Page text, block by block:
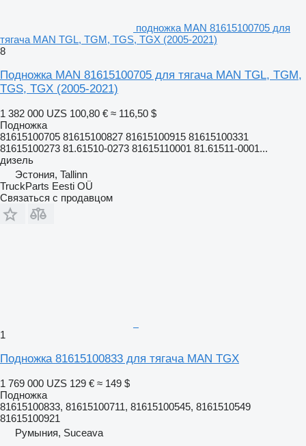
подножка MAN 81615100705 для
тягача MAN TGL, TGM, TGS, TGX (2005-2021)
8
Подножка MAN 81615100705 для тягача MAN TGL, TGM,
TGS, TGX (2005-2021)
1 382 000 UZS 100,80 € ≈ 116,50 $
Подножка
81615100705 81615100827 81615100915 81615100331
81615100273 81.61510-0273 81615110001 81.61511-0001...
дизель
Эстония, Tallinn
TruckParts Eesti OÜ
Связаться с продавцом
1
Подножка 81615100833 для тягача MAN TGX
1 769 000 UZS 129 € ≈ 149 $
Подножка
81615100833, 81615100711, 81615100545, 8161510549
81615100921
Румыния, Suceava